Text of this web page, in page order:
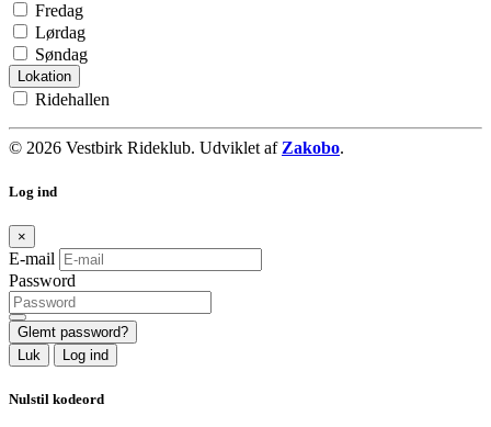
Fredag
Lørdag
Søndag
Lokation
Ridehallen
© 2026 Vestbirk Rideklub. Udviklet af Zakobo.
Log ind
×
E-mail
Password
Glemt password?
Luk
Log ind
Nulstil kodeord